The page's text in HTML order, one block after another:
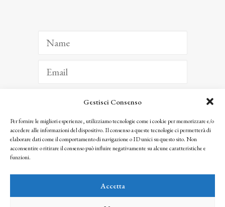
Gestisci Consenso
Per fornire le migliori esperienze, utilizziamo tecnologie come i cookie per memorizzare e/o
accedere alle informazioni del dispositivo. Il consenso a queste tecnologie ci permetterà di
elaborare dati come il comportamento di navigazione o ID unici su questo sito. Non
acconsentire o ritirare il consenso può influire negativamente su alcune caratteristiche e
funzioni.
Accetta
ISCRIVITI
Facendo clic per iscriverti, riconosci che le tue informazioni saranno trattate
seguendo la nostra Privacy Policy
© 2025 Istituto Matteucci. All right reserved
l’autorizzazione scritta dei proprietari dei diritti e dell’Istituto Matteucci